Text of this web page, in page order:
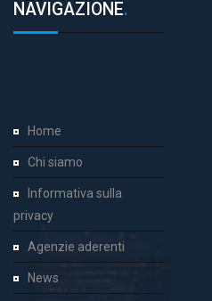
NAVIGAZIONE.
Home
Chi siamo
Informativa sulla
privacy
Agenzie aderenti
News